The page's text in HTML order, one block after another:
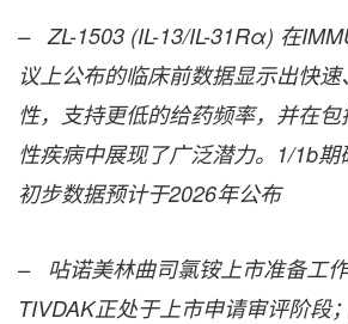
– ZL-1503 (IL-13/IL-31Rα) 在
议上公布的临床前数据显示出快
性，支持更低的给药频率，并在
性疾病中展现了广泛潜力。 1/1b期
初步数据预计于2026年公布
– 呫诺美林曲司氯铵上市准备工作
TIVDAK正处于上市申请审评阶段